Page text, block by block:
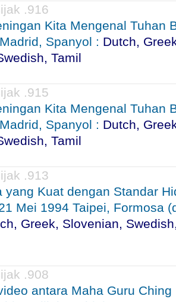
.916
Kita Mengenal Tuhan
Spanyol : Dutch,
Tamil
.915
Kita Mengenal Tuhan
Spanyol : Dutch,
Tamil
.913
yang Kuat dengan Standar
Mei 1994 Taipei, Formosa
Greek, Slovenian,
.908
antara Maha Guru Ching